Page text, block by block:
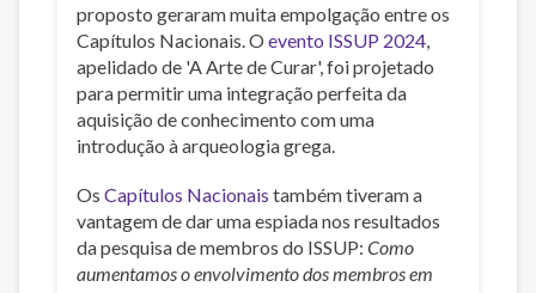
proposto geraram muita empolgação entre os
Capítulos Nacionais. O evento ISSUP 2024
apelidado de 'A Arte de Curar', foi projetado
para permitir uma integração perfeita da
aquisição de conhecimento com uma
introdução à arqueologia grega.
Os Capítulos Nacionais também tiveram a
vantagem de dar uma espiada nos resultados
da pesquisa de membros do ISSUP: Como
aumentamos o envolvimento dos membros em